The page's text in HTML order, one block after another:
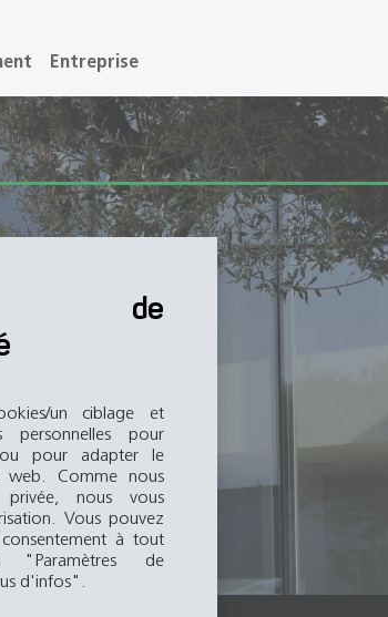
de
un ciblage et
personnelles pour
ou pour adapter le
Comme nous
nous vous
Vous pouvez
à tout
de
d'infos".
Entreprise